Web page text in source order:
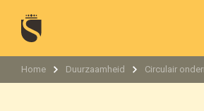
Home Duurzaamheid Circulair